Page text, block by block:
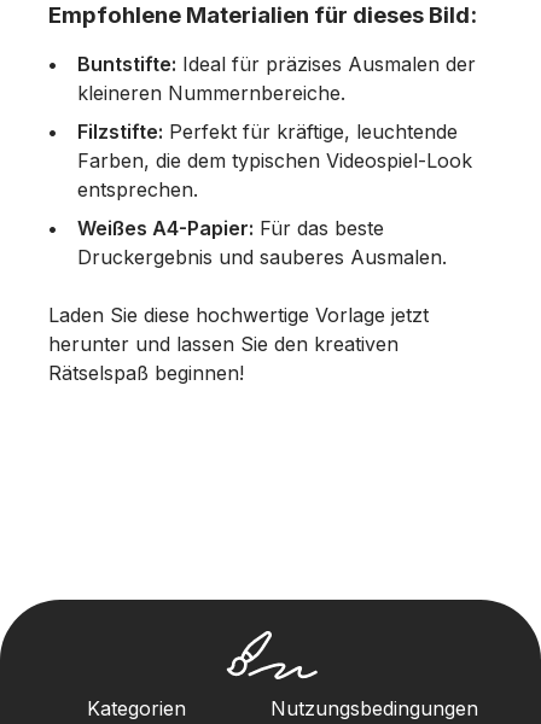
Empfohlene Materialien für dieses Bild:
Buntstifte: Ideal für präzises Ausmalen der
kleineren Nummernbereiche.
Filzstifte: Perfekt für kräftige, leuchtende
Farben, die dem typischen Videospiel-Look
entsprechen.
Weißes A4-Papier: Für das beste
Druckergebnis und sauberes Ausmalen.
Laden Sie diese hochwertige Vorlage jetzt
herunter und lassen Sie den kreativen
Rätselspaß beginnen!
Kategorien Nutzungsbedingungen